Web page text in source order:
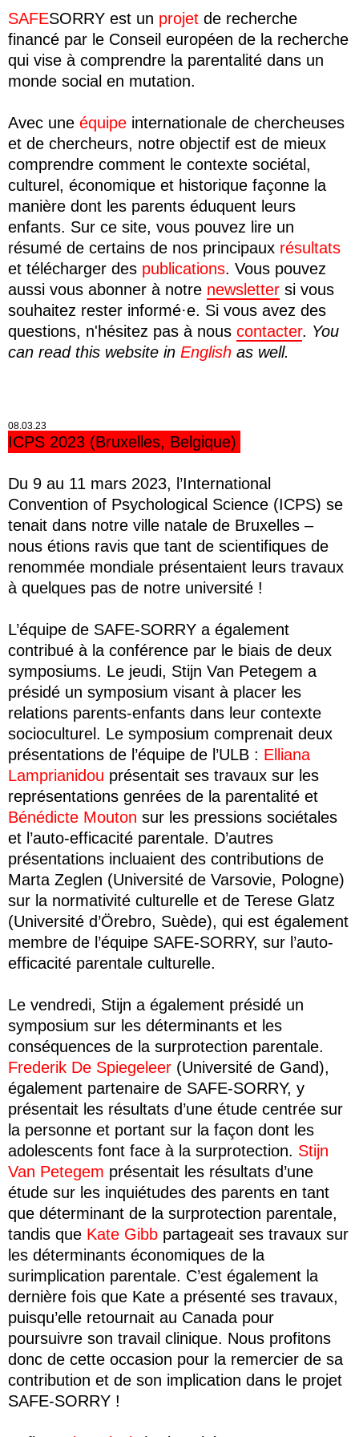
SAFESORRY est un projet de recherche
financé par le Conseil européen de la recherche
qui vise à comprendre la parentalité dans un
monde social en mutation.
Avec une équipe internationale de chercheuses
et de chercheurs, notre objectif est de mieux
comprendre comment le contexte sociétal,
culturel, économique et historique façonne la
manière dont les parents éduquent leurs
enfants. Sur ce site, vous pouvez lire un
résumé de certains de nos principaux résultats
et télécharger des publications. Vous pouvez
aussi vous abonner à notre newsletter si vous
souhaitez rester informé·e. Si vous avez des
questions, n'hésitez pas à nous contacter. You
can read this website in English as well.
08.03.23
ICPS 2023 (Bruxelles, Belgique)
Du 9 au 11 mars 2023, l’International
Convention of Psychological Science (ICPS) se
tenait dans notre ville natale de Bruxelles –
nous étions ravis que tant de scientifiques de
renommée mondiale présentaient leurs travaux
à quelques pas de notre université !
L’équipe de SAFE-SORRY a également
contribué à la conférence par le biais de deux
symposiums. Le jeudi, Stijn Van Petegem a
présidé un symposium visant à placer les
relations parents-enfants dans leur contexte
socioculturel. Le symposium comprenait deux
présentations de l’équipe de l’ULB : Elliana
Lamprianidou présentait ses travaux sur les
représentations genrées de la parentalité et
Bénédicte Mouton sur les pressions sociétales
et l’auto-efficacité parentale. D’autres
présentations incluaient des contributions de
Marta Zeglen (Université de Varsovie, Pologne)
sur la normativité culturelle et de Terese Glatz
(Université d’Örebro, Suède), qui est également
membre de l’équipe SAFE-SORRY, sur l’auto-
efficacité parentale culturelle.
Le vendredi, Stijn a également présidé un
symposium sur les déterminants et les
conséquences de la surprotection parentale.
Frederik De Spiegeleer (Université de Gand),
également partenaire de SAFE-SORRY, y
présentait les résultats d’une étude centrée sur
la personne et portant sur la façon dont les
adolescents font face à la surprotection. Stijn
Van Petegem présentait les résultats d’une
étude sur les inquiétudes des parents en tant
que déterminant de la surprotection parentale,
tandis que Kate Gibb partageait ses travaux sur
les déterminants économiques de la
surimplication parentale. C’est également la
dernière fois que Kate a présenté ses travaux,
puisqu’elle retournait au Canada pour
poursuivre son travail clinique. Nous profitons
donc de cette occasion pour la remercier de sa
contribution et de son implication dans le projet
SAFE-SORRY !